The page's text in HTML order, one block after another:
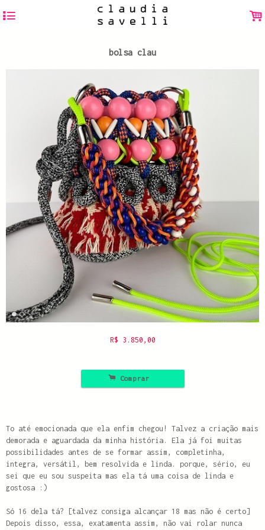
4 .
bolsa clau
R$ 3.850,00
. Comprar
To até emocionada que ela enfim chegou! Talvez a criação mais
demorada e aguardada da minha história. Ela já foi muitas
possibilidades antes de se formar assim, completinha,
integra, versátil, bem resolvida e linda. porque, sério, eu
sei que eu sou suspeita mas ela tá uma coisa de linda e
gostosa :)
Só 16 dela tá? [talvez consiga alcançar 18 mas não é certo]
Depois disso, essa, exatamenta assim, não vai rolar nunca